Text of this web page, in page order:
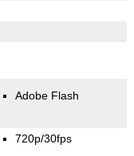
Adobe Flash
720p/30fps